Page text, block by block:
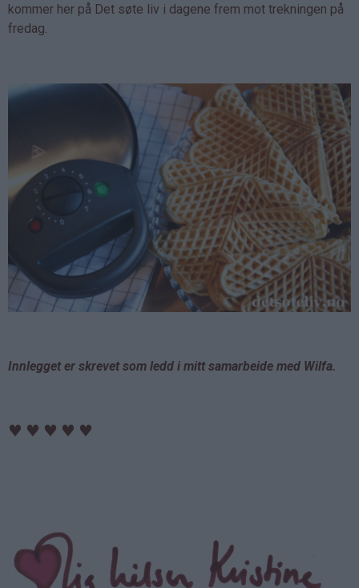
kommer her på Det søte liv i dagene frem mot trekningen på
fredag.
Innlegget er skrevet som ledd i mitt samarbeide med Wilfa.
♥ ♥ ♥ ♥ ♥